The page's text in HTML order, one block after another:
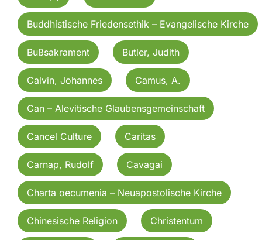
Buddhistische Friedensethik – Evangelische Kirche
Bußsakrament Butler, Judith
Calvin, Johannes Camus, A.
Can – Alevitische Glaubensgemeinschaft
Cancel Culture Caritas
Carnap, Rudolf Cavagai
Charta oecumenia – Neuapostolische Kirche
Chinesische Religion Christentum